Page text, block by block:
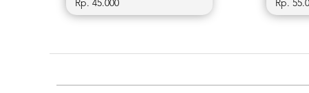
Rp. 45.000 Rp.